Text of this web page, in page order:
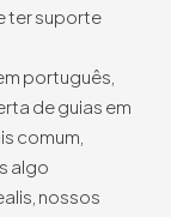
ter suporte
português,
de guias em
comum,
algo
nossos